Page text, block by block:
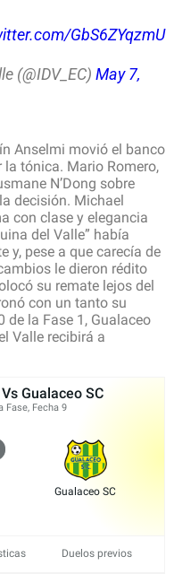
GbS6ZYqzmU
(@IDV_EC) May 7,
Anselmi movió el banco
tónica. Mario Romero,
N’Dong sobre
decisión. Michael
con clase y elegancia
del Valle” había
y, pese a que carecía de
le dieron rédito
su remate lejos del
con un tanto su
de la Fase 1, Gualaceo
Valle recibirá a
Gualaceo SC
Fase, Fecha 9
Gualaceo SC
Duelos previos